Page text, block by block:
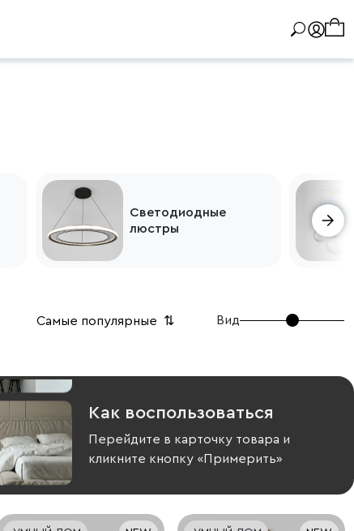
Светодиодные
люстры
Самые популярные ⇅ Вид
Как воспользоваться
Перейдите в карточку товара и
кликните кнопку «Примерить»